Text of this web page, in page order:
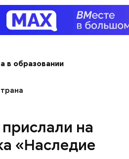
в образовании
на
«Наследие
удостоверения.